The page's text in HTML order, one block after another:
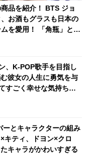
商品を紹介！ BTS ジョ
お酒もグラスも日本の
を愛用！ 「角瓶」と
、K-POP歌手を目指し
彼女の人生に勇気を与
すごく幸せな気持ちに
ーとキャラクターの組み
キティ、ドヨン×クロ
キャラがかわいすぎる